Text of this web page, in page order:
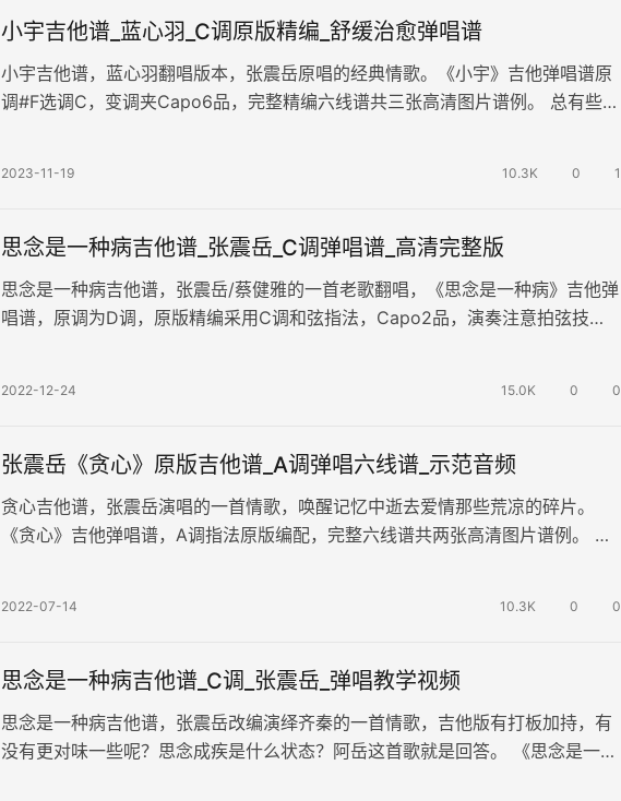
小宇吉他谱_蓝心羽_C调原版精编_舒缓治愈弹唱谱
小宇吉他谱，蓝心羽翻唱版本，张震岳原唱的经典情歌。《小宇》吉他弹唱谱原
调#F选调C，变调夹Capo6品，完整精编六线谱共三张高清图片谱例。 总有些惊
2023-11-19 10.3K 0 1
思念是一种病吉他谱_张震岳_C调弹唱谱_高清完整版
思念是一种病吉他谱，张震岳/蔡健雅的一首老歌翻唱，《思念是一种病》吉他弹
唱谱，原调为D调，原版精编采用C调和弦指法，Capo2品，演奏注意拍弦技
2022-12-24 15.0K 0 0
张震岳《贪心》原版吉他谱_A调弹唱六线谱_示范音频
贪心吉他谱，张震岳演唱的一首情歌，唤醒记忆中逝去爱情那些荒凉的碎片。
《贪心》吉他弹唱谱，A调指法原版编配，完整六线谱共两张高清图片谱例。 这
2022-07-14 10.3K 0 0
思念是一种病吉他谱_C调_张震岳_弹唱教学视频
思念是一种病吉他谱，张震岳改编演绎齐秦的一首情歌，吉他版有打板加持，有
没有更对味一些呢？思念成疾是什么状态？阿岳这首歌就是回答。 《思念是一种